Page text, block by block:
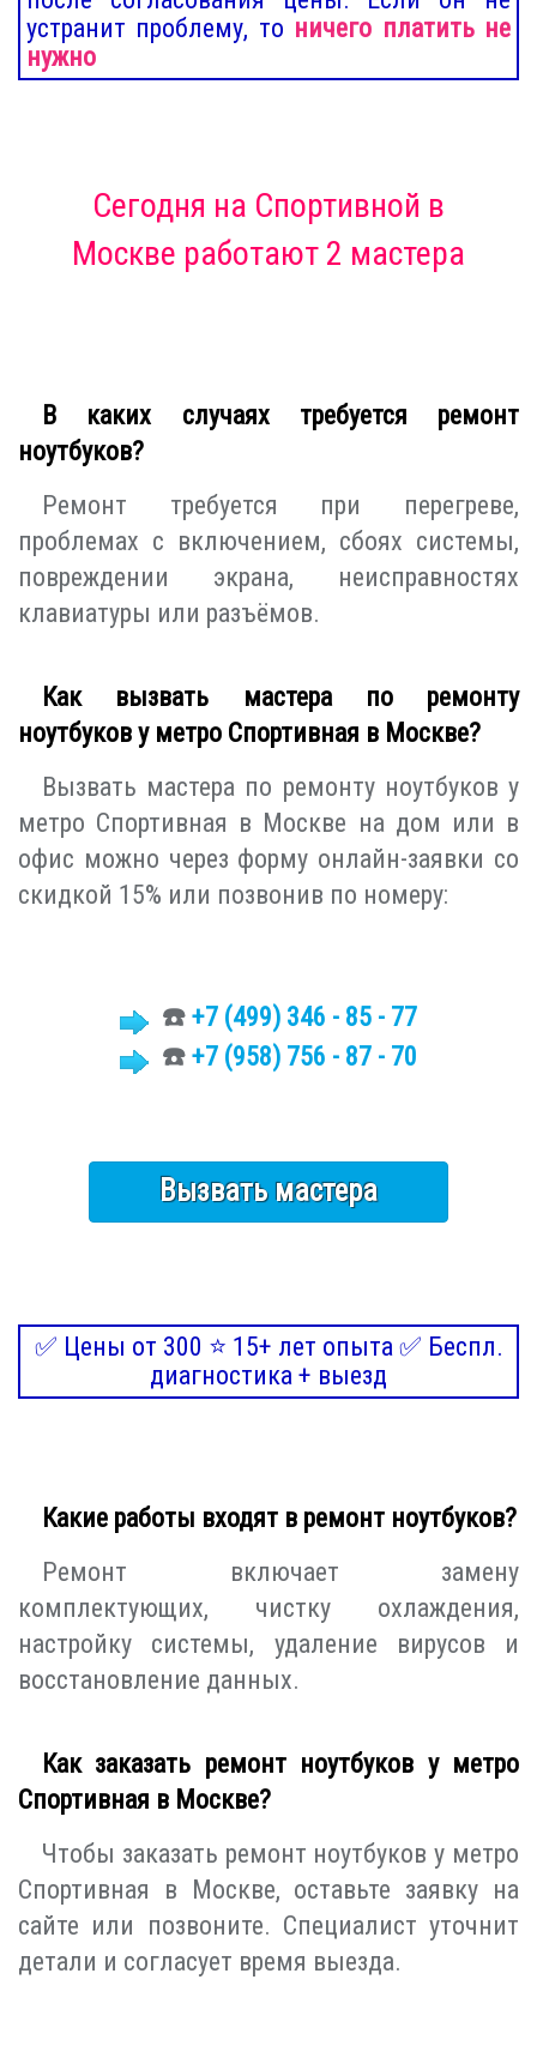
устранит проблему, то ничего платить не
нужно
Сегодня на Спортивной в
Москве работают 2 мастера
В каких случаях требуется ремонт
ноутбуков?
Ремонт требуется при перегреве,
проблемах с включением, сбоях системы,
повреждении экрана, неисправностях
клавиатуры или разъёмов.
Как вызвать мастера по ремонту
ноутбуков у метро Спортивная в Москве?
Вызвать мастера по ремонту ноутбуков у
метро Спортивная в Москве на дом или в
офис можно через форму онлайн-заявки со
скидкой 15% или позвонив по номеру:
☎️ +7 (499) 346 - 85 - 77
☎️ +7 (958) 756 - 87 - 70
Вызвать мастера
✅ Цены от 300 ⭐ 15+ лет опыта ✅ Беспл.
диагностика + выезд
Какие работы входят в ремонт ноутбуков?
Ремонт включает замену
комплектующих, чистку охлаждения,
настройку системы, удаление вирусов и
восстановление данных.
Как заказать ремонт ноутбуков у метро
Спортивная в Москве?
Чтобы заказать ремонт ноутбуков у метро
Спортивная в Москве, оставьте заявку на
сайте или позвоните. Специалист уточнит
детали и согласует время выезда.